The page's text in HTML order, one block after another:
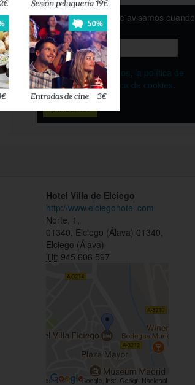
Déjanos tu email y te avisamos cuando
esté disponible
Acepto los términos, la política de
privacidadyla política de cookies.
Hotel Villa de Elciego
http://www.elciegohotel.com
Norte, 1,
01340, Elciego (Álava) 01340,
Elciego (Álava)
Tlf: 945 606 597